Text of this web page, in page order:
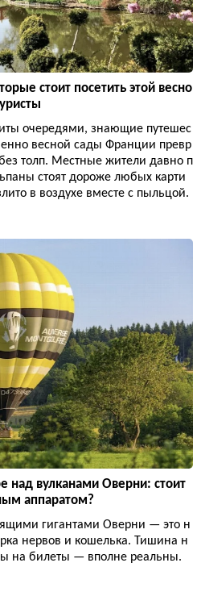
стоит посетить этой весно
очередями, знающие путешес
весной сады Франции превр
толп. Местные жители давно п
стоят дороже любых карти
в воздухе вместе с пыльцой.
над вулканами Оверни: стоит
аппаратом?
гигантами Оверни — это н
нервов и кошелька. Тишина н
на билеты — вполне реальны.